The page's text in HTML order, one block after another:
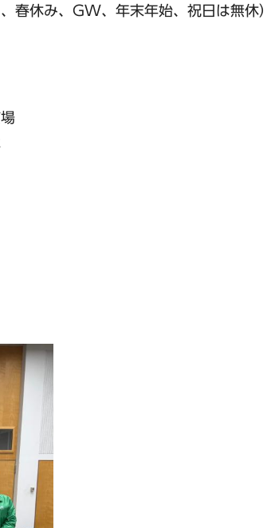
春休み、GW、年末年始、祝日は無休）